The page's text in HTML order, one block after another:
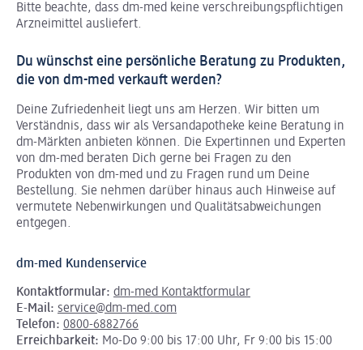
Bitte beachte, dass dm-med keine verschreibungspflichtigen
Arzneimittel ausliefert.
Du wünschst eine persönliche Beratung zu Produkten,
die von dm-med verkauft werden?
Deine Zufriedenheit liegt uns am Herzen. Wir bitten um
Verständnis, dass wir als Versandapotheke keine Beratung in
dm-Märkten anbieten können. Die Expertinnen und Experten
von dm-med beraten Dich gerne bei Fragen zu den
Produkten von dm-med und zu Fragen rund um Deine
Bestellung. Sie nehmen darüber hinaus auch Hinweise auf
vermutete Nebenwirkungen und Qualitätsabweichungen
entgegen.
dm-med Kundenservice
Kontaktformular: dm-med Kontaktformular
E-Mail: service@dm-med.com
Telefon: 0800-6882766
Erreichbarkeit: Mo-Do 9:00 bis 17:00 Uhr, Fr 9:00 bis 15:00